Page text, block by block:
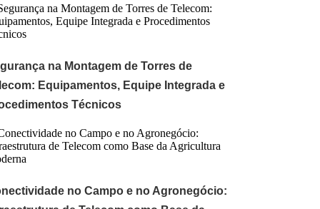
na Montagem de Torres de
Equipamentos, Equipe Integrada e
Técnicos
no Campo e no Agronegócio: